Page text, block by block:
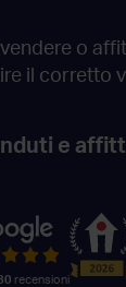
o
il corretto
e
recensioni